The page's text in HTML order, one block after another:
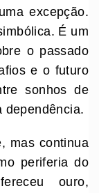
excepção.
É um
o passado
e o futuro
sonhos de
dependência.
mas continua
periferia do
ouro,